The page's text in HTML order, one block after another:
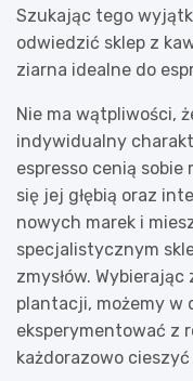
Szukając tego
odwiedzić sklep z
ziarna idealne do
Nie ma wątpliwości,
indywidualny
espresso cenią
się jej głębią oraz
nowych marek i
specjalistycznym
zmysłów.
plantacji, możemy w
eksperymentować z
każdorazowo cieszyć